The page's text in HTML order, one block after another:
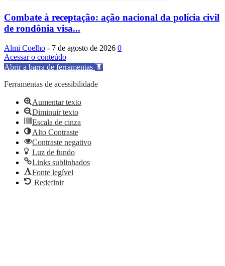
Combate à receptação: ação nacional da polícia civil
de rondônia visa...
Almi Coelho - 7 de agosto de 2026 0
Acessar o conteúdo
Abrir a barra de ferramentas
Ferramentas de acessibilidade
Aumentar texto
Diminuir texto
Escala de cinza
Alto Contraste
Contraste negativo
Luz de fundo
Links sublinhados
Fonte legível
Redefinir